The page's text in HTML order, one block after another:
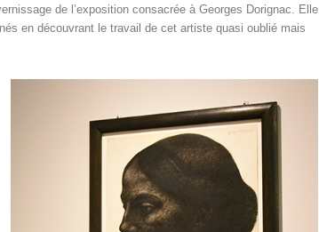
de l’exposition consacrée à Georges Dorignac. Elle
en découvrant le travail de cet artiste quasi oublié mais